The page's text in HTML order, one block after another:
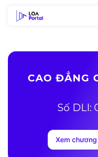
CAO ĐẲNG
Số DLI:
Xem